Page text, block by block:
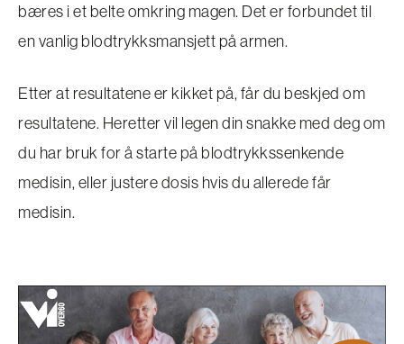
bæres i et belte omkring magen. Det er forbundet til
en vanlig blodtrykksmansjett på armen.
Etter at resultatene er kikket på, får du beskjed om
resultatene. Heretter vil legen din snakke med deg om
du har bruk for å starte på blodtrykkssenkende
medisin, eller justere dosis hvis du allerede får
medisin.